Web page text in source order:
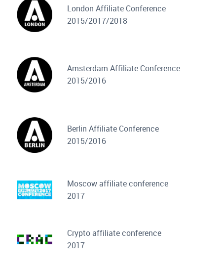
London Affiliate Conference
2015/2017/2018
Amsterdam Affiliate Conference
2015/2016
Berlin Affiliate Conference
2015/2016
Moscow affiliate conference
2017
Сrypto affiliate conference
2017